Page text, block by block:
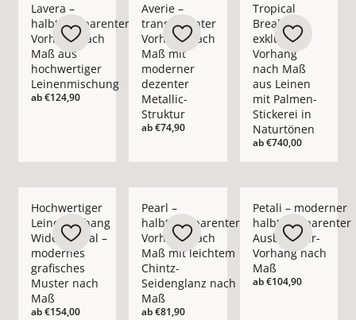
Lavera –
halbtransparenter
Vorhang nach
Maß aus
hochwertiger
Leinenmischung
ab€124,90
Averie –
transparenter
Vorhang nach
Maß mit
moderner
dezenter
Metallic-
Struktur
ab€74,90
Tropical
Break –
exklusiver
Vorhang
nach Maß
aus Leinen
mit Palmen-
Stickerei in
Naturtönen
ab€740,00
Hochwertiger
Leinenvorhang
Wide Appeal –
modernes
grafisches
Muster nach
Maß
ab€154,00
Pearl –
halbtransparenter
Vorhang nach
Maß mit leichtem
Chintz-
Seidenglanz nach
Maß
ab€81,90
Petali – moderner
halbtransparenter
Ausbrenner-
Vorhang nach
Maß
ab€104,90